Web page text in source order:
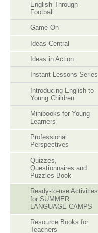
English Through
Football
Game On
Ideas Central
Ideas in Action
Instant Lessons Series
Introducing English to
Young Children
Minibooks for Young
Learners
Professional
Perspectives
Quizzes,
Questionnaires and
Puzzles Book
Ready-to-use Activities
for SUMMER
LANGUAGE CAMPS
Resource Books for
Teachers